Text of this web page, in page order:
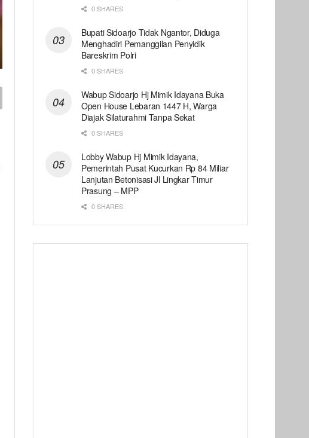
0 SHARES
Bupati Sidoarjo Tidak Ngantor, Diduga
Menghadiri Pemanggilan Penyidik
Bareskrim Polri
0 SHARES
Wabup Sidoarjo Hj Mimik Idayana Buka
Open House Lebaran 1447 H, Warga
Diajak Silaturahmi Tanpa Sekat
0 SHARES
Lobby Wabup Hj Mimik Idayana,
Pemerintah Pusat Kucurkan Rp 84 Miliar
Lanjutan Betonisasi Jl Lingkar Timur
Prasung – MPP
0 SHARES